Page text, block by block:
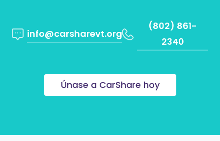
info@carsharevt.org
(802) 861-
2340
Únase a CarShare hoy